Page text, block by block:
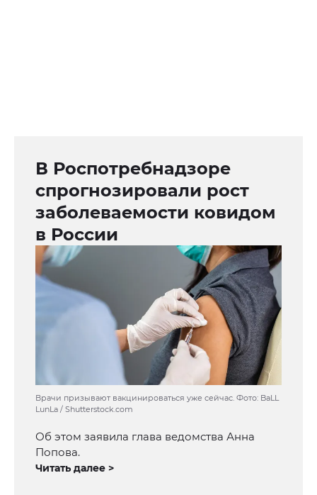
В Роспотребнадзоре
спрогнозировали рост
заболеваемости ковидом
в России
Врачи призывают вакцинироваться уже сейчас. Фото: BaLL
LunLa / Shutterstock.com
Об этом заявила глава ведомства Анна
Попова.
Читать далее >